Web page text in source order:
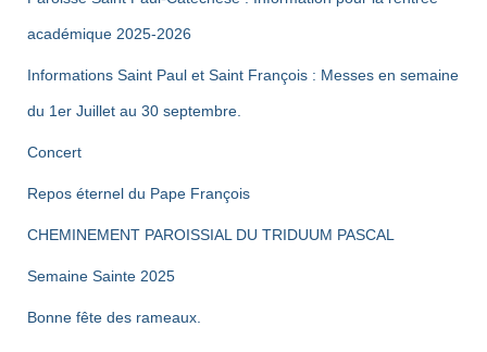
académique 2025-2026
Informations Saint Paul et Saint François : Messes en semaine
du 1er Juillet au 30 septembre.
Concert
Repos éternel du Pape François
CHEMINEMENT PAROISSIAL DU TRIDUUM PASCAL
Semaine Sainte 2025
Bonne fête des rameaux.